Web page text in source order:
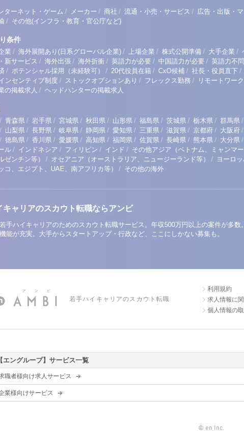
ターネット・ゲーム / メーカー / 商社 / 流通・小売・サービス / 広告・出版・マ
/ その他(インフラ・教育・官公庁など)
条件
業 / 海外展開あり(日系グローバル企業) / 上場企業 / 株式公開準備 / 大手企業 /
新サービス / 海外出張 / 海外折衝 / 英語力が必要 / 中国語力が必要 / 英語力不問
/ ポテンシャル採用（未経験可） / 20代役員在籍 / CxO候補 / 社長・役員直下 /
ンセンティブ制度/ ストックオプションあり / フレックス勤務 / リモートワー
の掲載求人 / ヘッドハンターの掲載求人
/ 青森県 / 岩手県 / 宮城県 / 秋田県 / 山形県 / 福島県 / 茨城県 / 栃木県 / 群馬県 /
/ 山梨県 / 長野県 / 岐阜県 / 静岡県 / 愛知県 / 三重県 / 滋賀県 / 京都府 / 大阪府 /
/ 徳島県 / 香川県 / 愛媛県 / 高知県 / 福岡県 / 佐賀県 / 長崎県 / 熊本県 / 大分県 /
ル / インドネシア / フィリピン / インド / その他アジア（ベトナム、ミャンマー
ゼンチン等）
/ オセアニア（オーストラリア、ニュージーランド等） / ヨーロ
コ、エジプト、UAE、南アフリカ等）
/ その他の海外
キャリアのスカウト転職ならアンビ
手ハイキャリアのためのスカウト転職サービス。年収500万円以上の案件が多
能が充実。大手からスタートアップ・行政など、ここにしかない募集も。
若手ハイキャリアのスカウト転職
利用規約
求人情報に
個人情報の
【エングループ】サービス一覧
職者様向け求人サービス
業様向けサービス
© en Inc.